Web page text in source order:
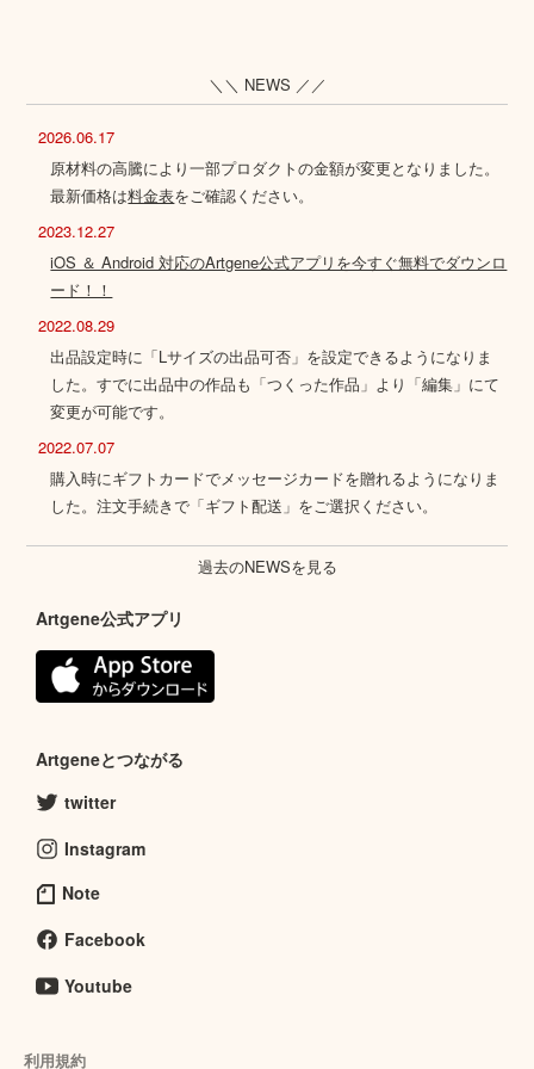
＼＼ NEWS ／／
2026.06.17
原材料の高騰により一部プロダクトの金額が変更となりました。
最新価格は料金表をご確認ください。
2023.12.27
iOS ＆ Android 対応のArtgene公式アプリを今すぐ無料でダウンロ
ード！！
2022.08.29
出品設定時に「Lサイズの出品可否」を設定できるようになりま
した。すでに出品中の作品も「つくった作品」より「編集」にて
変更が可能です。
2022.07.07
購入時にギフトカードでメッセージカードを贈れるようになりま
した。注文手続きで「ギフト配送」をご選択ください。
過去のNEWSを見る
Artgene公式アプリ
Artgeneとつながる
twitter
Instagram
Note
Facebook
Youtube
利用規約